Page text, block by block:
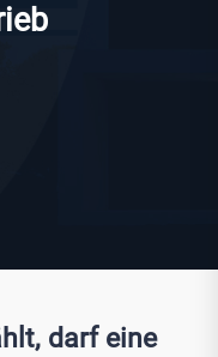
darf eine